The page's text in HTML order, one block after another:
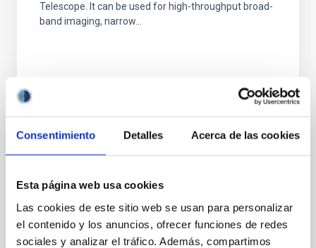
Consentimiento Detalles Acerca de las cookies
Esta página web usa cookies
Las cookies de este sitio web se usan para personalizar
el contenido y los anuncios, ofrecer funciones de redes
sociales y analizar el tráfico. Además, compartimos
Telescope. It can be used for high-throughput broad-
band imaging, narrow...
provides important context information for the GFPI
observations. Small-scale magnetic features are
more more easily...